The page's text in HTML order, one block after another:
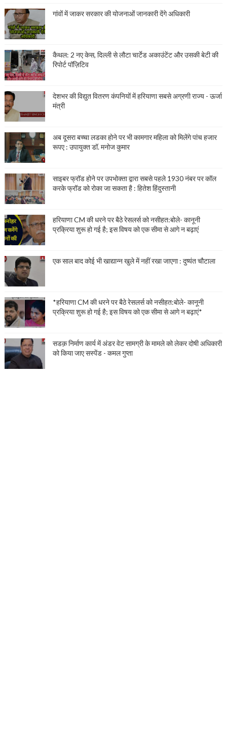
गांवों में जाकर सरकार की योजनाओं जानकारी देंगे अधिकारी
कैथल: 2 नए केस, दिल्ली से लौटा चार्टेड अकाउंटेंट और उसकी बेटी की
रिपोर्ट पॉज़िटिव
देशभर की विद्युत वितरण कंपनियों में हरियाणा सबसे अग्रणी राज्य - ऊर्जा
मंत्री
अब दूसरा बच्चा लडका होने पर भी कामगार महिला को मिलेंगे पांच हजार
रूपए : उपायुक्त डॉ. मनोज कुमार
साइबर फ्रॉड होने पर उपभोक्ता द्वारा सबसे पहले 1930 नंबर पर कॉल
करके फ्रॉड को रोका जा सकता है : हितेश हिंदुस्तानी
हरियाणा CM की धरने पर बैठे रेसलर्स को नसीहत:बोले- कानूनी
प्रक्रिया शुरू हो गई है; इस विषय को एक सीमा से आगे न बढ़ाएं
एक साल बाद कोई भी खाद्यान्न खुले में नहीं रखा जाएगा : दुष्यंत चौटाला
*हरियाणा CM की धरने पर बैठे रेसलर्स को नसीहत:बोले- कानूनी
प्रक्रिया शुरू हो गई है; इस विषय को एक सीमा से आगे न बढ़ाएं*
सडक़ निर्माण कार्य में अंडर वेट सामग्री के मामले को लेकर दोषी अधिकारी
को किया जाए सस्पेंड - कमल गुप्ता